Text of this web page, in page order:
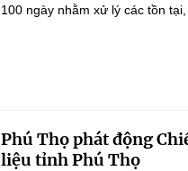
100 ngày nhằm xử lý các tồn
Phú Thọ phát động
liệu tỉnh Phú Thọ